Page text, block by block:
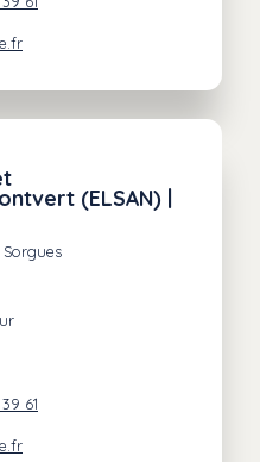
(ELSAN) |
Sorgues
61